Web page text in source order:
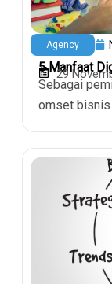
Agency
5 Manfaat
29
Sebagai
omset bisnis